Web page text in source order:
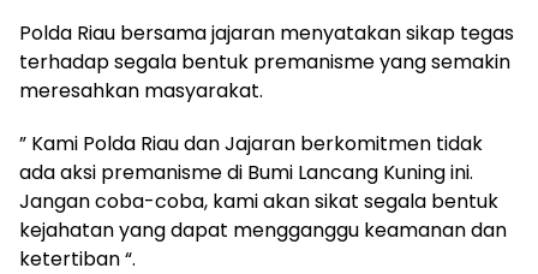
Polda Riau bersama jajaran menyatakan sikap tegas
terhadap segala bentuk premanisme yang semakin
meresahkan masyarakat.
” Kami Polda Riau dan Jajaran berkomitmen tidak
ada aksi premanisme di Bumi Lancang Kuning ini.
Jangan coba-coba, kami akan sikat segala bentuk
kejahatan yang dapat mengganggu keamanan dan
ketertiban “.